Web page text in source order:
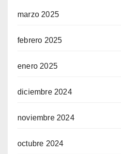
marzo 2025
febrero 2025
enero 2025
diciembre 2024
noviembre 2024
octubre 2024